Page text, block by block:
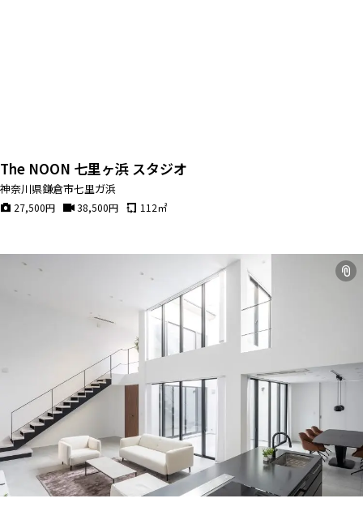
The NOON 七里ヶ浜 スタジオ
神奈川県鎌倉市七里ガ浜
27,500円 38,500円 112㎡